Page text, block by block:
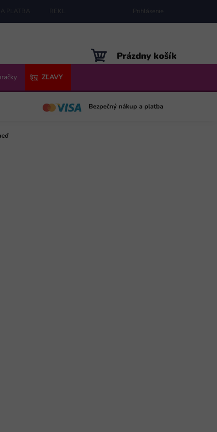
PLATBA REKLAMÁCIE MAPA SERVERU
Prihlásenie
NÁKUPNÝ
KOŠÍK
Prázdny košík
ZĽAVY
Bezpečný nákup a platba